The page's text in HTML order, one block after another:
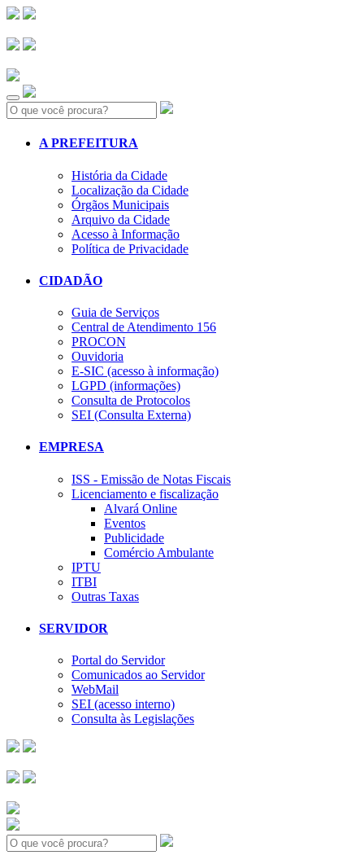
Search:
A PREFEITURA
História da Cidade
Localização da Cidade
Órgãos Municipais
Arquivo da Cidade
Acesso à Informação
Política de Privacidade
CIDADÃO
Guia de Serviços
Central de Atendimento 156
PROCON
Ouvidoria
E-SIC (acesso à informação)
LGPD (informações)
Consulta de Protocolos
SEI (Consulta Externa)
EMPRESA
ISS - Emissão de Notas Fiscais
Licenciamento e fiscalização
Alvará Online
Eventos
Publicidade
Comércio Ambulante
IPTU
ITBI
Outras Taxas
SERVIDOR
Portal do Servidor
Comunicados ao Servidor
WebMail
SEI (acesso interno)
Consulta às Legislações
Search: